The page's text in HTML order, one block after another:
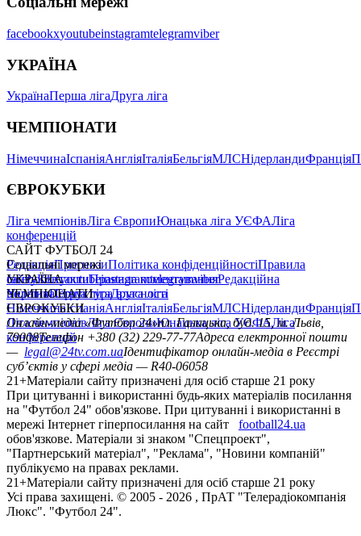
facebookxyoutubeinstagramtelegramviber
УКРАЇНА
УкраїнаПерша лігаДруга ліга
ЧЕМПІОНАТИ
НімеччинаІспаніяАнгліяІталіяБельгіяМЛСНідерландиФранція
ЄВРОКУБКИ
Ліга чемпіонівЛіга ЄвропиЮнацька ліга УЄФАЛіга
конференцій
САЙТ ФУТБОЛ 24
РедакціяПрогнозиПолітика конфіденційностіПравила
сайтуКонтактиПравила коментуванняРедакційна
політикаСтруктура власності
Соціальні мережі
facebookxyoutubeinstagramtelegramviber
УКРАЇНА
УкраїнаПерша лігаДруга ліга
ЧЕМПІОНАТИ
НімеччинаІспаніяАнгліяІталіяБельгіяМЛСНідерландиФранція
ЄВРОКУБКИ
Ліга чемпіонівЛіга ЄвропиЮнацька ліга УЄФАЛіга
конференцій
Онлайн-медіа «Футбол 24»пл. Галицька, буд. 15, м. Львів,
79008Телефон +380 (32) 229-77-77Адреса електронної пошти
— legal@24tv.com.uaІдентифікатор онлайн-медіа в Реєстрі
суб’єктів у сфері медіа — R40-06058
21+Матеріали сайту призначені для осіб старше 21 року
При цитуванні і використанні будь-яких матеріалів посилання
на "Футбол 24" обов'язкове. При цитуванні і використанні в
мережі Інтернет гіперпосилання на сайт
football24.ua
обов'язкове. Матеріали зі знаком "Спецпроект",
"Партнерський матеріал", "Реклама", "Новини компаній"
публікуємо на правах реклами.
21+Матеріали сайту призначені для осіб старше 21 року
Усi права захищенi. © 2005 - 2026 , ПрАТ "Телерадіокомпанія
Люкс". "Футбол 24".